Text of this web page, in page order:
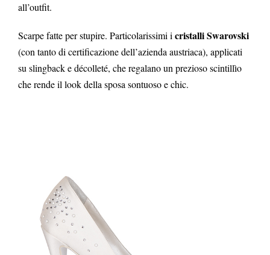
all’outfit.
Scarpe fatte per stupire. Particolarissimi icristalli Swarovski
(con tanto di certificazione dell’azienda austriaca), applicati
su slingback e décolleté, che regalano un prezioso scintillìo
che rende il look della sposa sontuoso e chic.